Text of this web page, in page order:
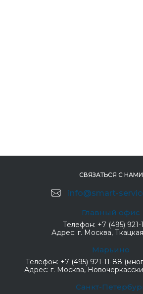
СВЯЗАТЬСЯ С НАМИ
info@smart-
Главный офис
Телефон: +7 (495) 921-
Адрес: г. Москва,
Марьино
Телефон: +7 (495) 921-11-88
Адрес: г. Москва,
Санкт-